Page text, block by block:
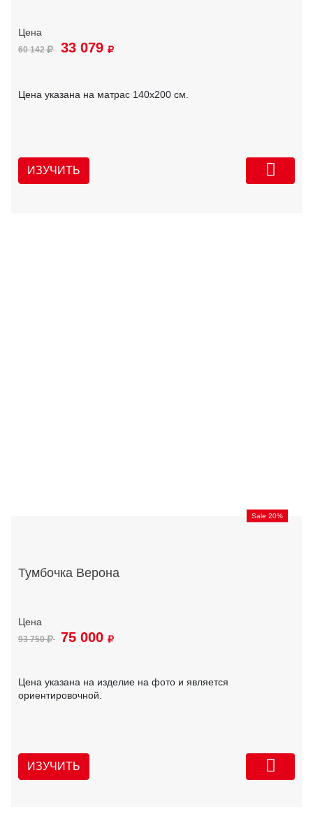
60 142 33 079
Цена указана на матрас 140х200 см.
ИЗУЧИТЬ
Sale 20%
Тумбочка Верона
93 750 75 000
Цена указана на изделие на фото и является
ориентировочной.
ИЗУЧИТЬ